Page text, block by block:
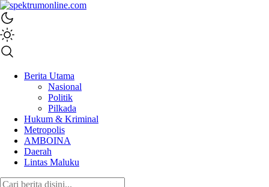
spektrumonline.com
Berita Utama
Nasional
Politik
Pilkada
Hukum & Kriminal
Metropolis
AMBOINA
Daerah
Lintas Maluku